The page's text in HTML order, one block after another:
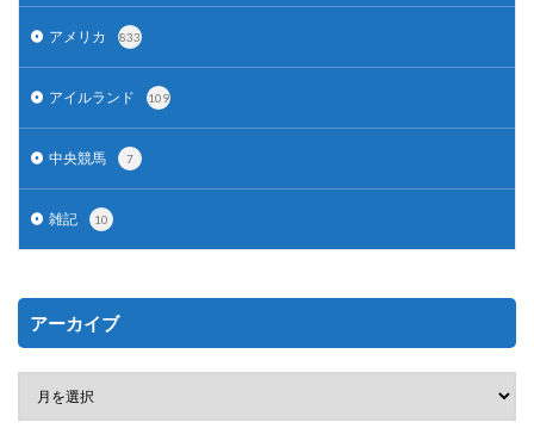
アメリカ 833
アイルランド 109
中央競馬 7
雑記 10
アーカイブ